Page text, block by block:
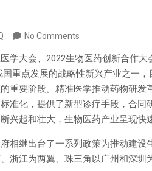
No Comments
学大会、2022生物医药创新合作
重点发展的战略性新兴产业之一
的重要阶段。精准医学推动药物研
准化，提供了新型诊疗手段，合
兴起和壮大，生物医药产业呈现快
相继出台了一系列政策为推动建
浙江为两翼、珠三角以广州和深